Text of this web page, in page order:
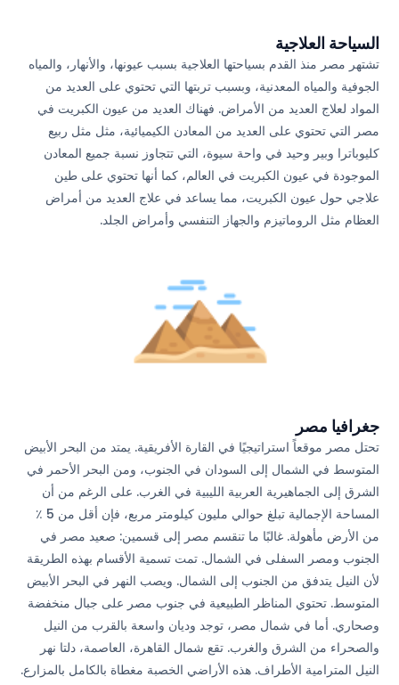
السياحة العلاجية
تشتهر مصر منذ القدم بسياحتها العلاجية بسبب عيونها، والأنهار، والمياه
الجوفية والمياه المعدنية، وبسبب تربتها التي تحتوي على العديد من
المواد لعلاج العديد من الأمراض. فهناك العديد من عيون الكبريت في
مصر التي تحتوي على العديد من المعادن الكيميائية، مثل مثل ربيع
كليوباترا وبير وحيد في واحة سيوة، التي تتجاوز نسبة جميع المعادن
الموجودة في عيون الكبريت في العالم، كما أنها تحتوي على طين
علاجي حول عيون الكبريت، مما يساعد في علاج العديد من أمراض
العظام مثل الروماتيزم والجهاز التنفسي وأمراض الجلد.
جغرافيا مصر
تحتل مصر موقعاً استراتيجيًا في القارة الأفريقية. يمتد من البحر الأبيض
المتوسط في الشمال إلى السودان في الجنوب، ومن البحر الأحمر في
الشرق إلى الجماهيرية العربية الليبية في الغرب. على الرغم من أن
المساحة الإجمالية تبلغ حوالي مليون كيلومتر مربع، فإن أقل من 5 ٪
من الأرض مأهولة. غالبًا ما تنقسم مصر إلى قسمين: صعيد مصر في
الجنوب ومصر السفلى في الشمال. تمت تسمية الأقسام بهذه الطريقة
لأن النيل يتدفق من الجنوب إلى الشمال. ويصب النهر في البحر الأبيض
المتوسط. تحتوي المناظر الطبيعية في جنوب مصر على جبال منخفضة
وصحاري. أما في شمال مصر، توجد وديان واسعة بالقرب من النيل
والصحراء من الشرق والغرب. تقع شمال القاهرة، العاصمة، دلتا نهر
النيل المترامية الأطراف. هذه الأراضي الخصبة مغطاة بالكامل بالمزارع.